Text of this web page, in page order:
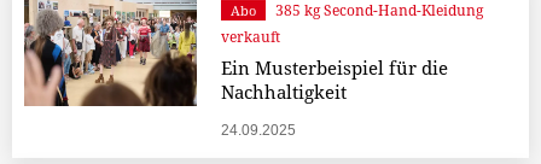
Abo
385 kg Second-Hand-Kleidung
verkauft
Ein Musterbeispiel für die
Nachhaltigkeit
24.09.2025